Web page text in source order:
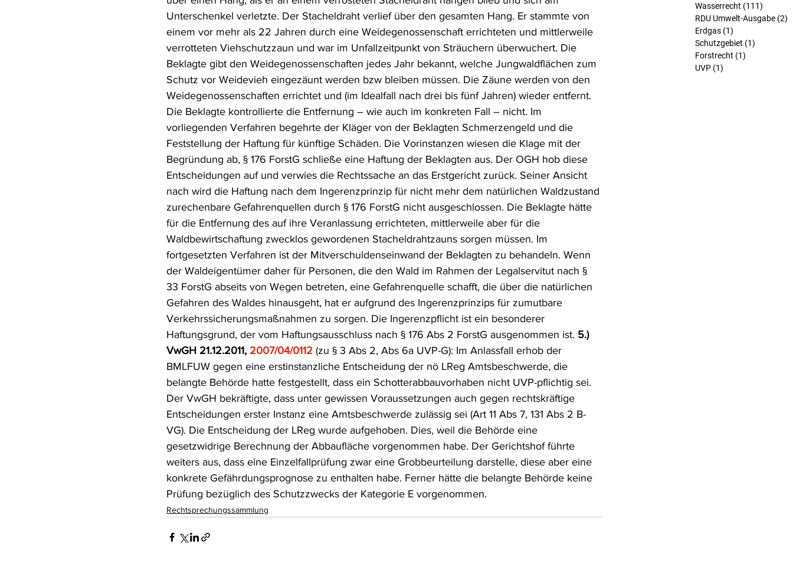
Unterschenkel verletzte. Der Stacheldraht verlief über den gesamten Hang. Er stammte von
einem vor mehr als 22 Jahren durch eine Weidegenossenschaft errichteten und mittlerweile
verrotteten Viehschutzzaun und war im Unfallzeitpunkt von Sträuchern überwuchert. Die
Beklagte gibt den Weidegenossenschaften jedes Jahr bekannt, welche Jungwaldflächen zum
Schutz vor Weidevieh eingezäunt werden bzw bleiben müssen. Die Zäune werden von den
Weidegenossenschaften errichtet und (im Idealfall nach drei bis fünf Jahren) wieder entfernt.
Die Beklagte kontrollierte die Entfernung – wie auch im konkreten Fall – nicht. Im
vorliegenden Verfahren begehrte der Kläger von der Beklagten Schmerzengeld und die
Feststellung der Haftung für künftige Schäden. Die Vorinstanzen wiesen die Klage mit der
Begründung ab, § 176 ForstG schließe eine Haftung der Beklagten aus. Der OGH hob diese
Entscheidungen auf und verwies die Rechtssache an das Erstgericht zurück. Seiner Ansicht
nach wird die Haftung nach dem Ingerenzprinzip für nicht mehr dem natürlichen Waldzustand
zurechenbare Gefahrenquellen durch § 176 ForstG nicht ausgeschlossen. Die Beklagte hätte
für die Entfernung des auf ihre Veranlassung errichteten, mittlerweile aber für die
Waldbewirtschaftung zwecklos gewordenen Stacheldrahtzauns sorgen müssen. Im
fortgesetzten Verfahren ist der Mitverschuldenseinwand der Beklagten zu behandeln. Wenn
der Waldeigentümer daher für Personen, die den Wald im Rahmen der Legalservitut nach §
33 ForstG abseits von Wegen betreten, eine Gefahrenquelle schafft, die über die natürlichen
Gefahren des Waldes hinausgeht, hat er aufgrund des Ingerenzprinzips für zumutbare
Verkehrssicherungsmaßnahmen zu sorgen. Die Ingerenzpflicht ist ein besonderer
Haftungsgrund, der vom Haftungsausschluss nach § 176 Abs 2 ForstG ausgenommen ist. 5.)
VwGH 21.12.2011, 2007/04/0112 (zu § 3 Abs 2, Abs 6a UVP-G): Im Anlassfall erhob der
BMLFUW gegen eine erstinstanzliche Entscheidung der nö LReg Amtsbeschwerde, die
belangte Behörde hatte festgestellt, dass ein Schotterabbauvorhaben nicht UVP-pflichtig sei.
Der VwGH bekräftigte, dass unter gewissen Voraussetzungen auch gegen rechtskräftige
Entscheidungen erster Instanz eine Amtsbeschwerde zulässig sei (Art 11 Abs 7, 131 Abs 2 B-
VG). Die Entscheidung der LReg wurde aufgehoben. Dies, weil die Behörde eine
gesetzwidrige Berechnung der Abbaufläche vorgenommen habe. Der Gerichtshof führte
weiters aus, dass eine Einzelfallprüfung zwar eine Grobbeurteilung darstelle, diese aber eine
konkrete Gefährdungsprognose zu enthalten habe. Ferner hätte die belangte Behörde keine
Prüfung bezüglich des Schutzzwecks der Kategorie E vorgenommen.
Rechtsprechungssammlung
Wasserrecht (111)
RDU Umwelt-Ausgabe (2)
Erdgas (1)
Schutzgebiet (1)
Forstrecht (1)
UVP (1)